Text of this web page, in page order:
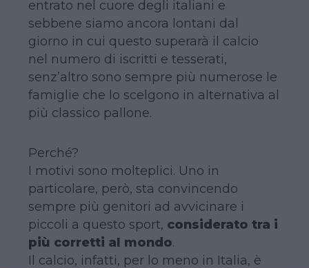
entrato nel cuore degli italiani e
sebbene siamo ancora lontani dal
giorno in cui questo superarà il calcio
nel numero di iscritti e tesserati,
senz’altro sono sempre più numerose le
famiglie che lo scelgono in alternativa al
più classico pallone.
Perché?
I motivi sono molteplici. Uno in
particolare, però, sta convincendo
sempre più genitori ad avvicinare i
piccoli a questo sport, considerato tra i
più corretti al mondo.
Il calcio, infatti, per lo meno in Italia, è